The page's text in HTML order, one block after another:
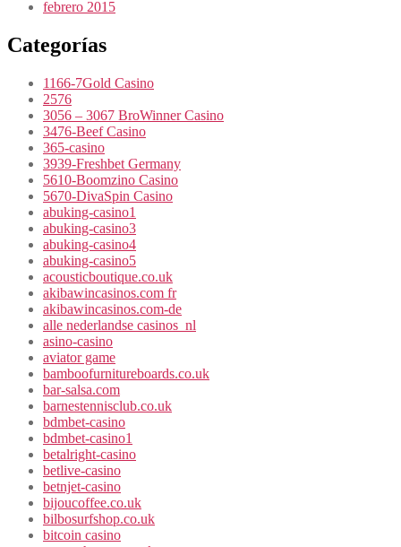
febrero 2015
Categorías
1166-7Gold Casino
2576
3056 – 3067 BroWinner Casino
3476-Beef Casino
365-casino
3939-Freshbet Germany
5610-Boomzino Casino
5670-DivaSpin Casino
abuking-casino1
abuking-casino3
abuking-casino4
abuking-casino5
acousticboutique.co.uk
akibawincasinos.com fr
akibawincasinos.com-de
alle nederlandse casinos_nl
asino-casino
aviator game
bamboofurnitureboards.co.uk
bar-salsa.com
barnestennisclub.co.uk
bdmbet-casino
bdmbet-casino1
betalright-casino
betlive-casino
betnjet-casino
bijoucoffee.co.uk
bilbosurfshop.co.uk
bitcoin casino